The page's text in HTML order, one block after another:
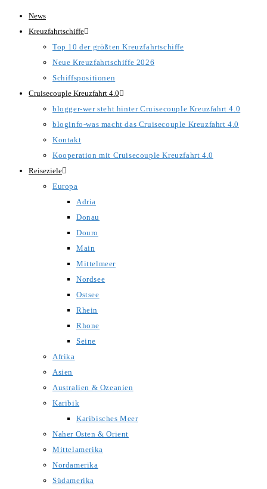
Zum
Inhalt
News
Kreuzfahrtschiffe
Top 10 der größten Kreuzfahrtschiffe
Neue Kreuzfahrtschiffe 2026
Schiffspositionen
Cruisecouple Kreuzfahrt 4.0
blogger-wer steht hinter Cruisecouple Kreuzfahrt 4.0
bloginfo-was macht das Cruisecouple Kreuzfahrt 4.0
Kontakt
Kooperation mit Cruisecouple Kreuzfahrt 4.0
Reiseziele
Europa
Adria
Donau
Douro
Main
Mittelmeer
Nordsee
Ostsee
Rhein
Rhone
Seine
Afrika
Asien
Australien & Ozeanien
Karibik
Karibisches Meer
Naher Osten & Orient
Mittelamerika
Nordamerika
Südamerika